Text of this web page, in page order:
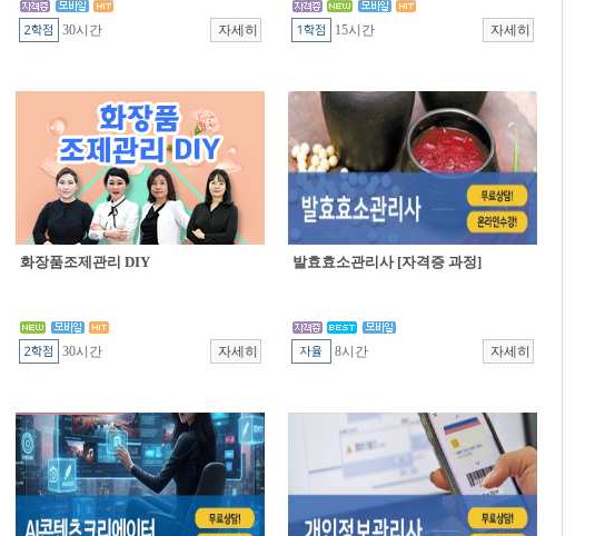
30시간 15시간
화장품조제관리 DIY
30시간
발효효소관리사 [자격증 과정]
8시간